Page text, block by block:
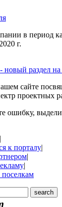
в период
г.
новый раздел на
сайте
проектных
ошибку,
|
к порталу|
|
|